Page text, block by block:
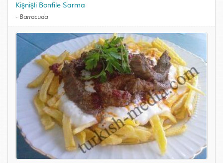
Kişnişli Bonfile Sarma
- Barracuda